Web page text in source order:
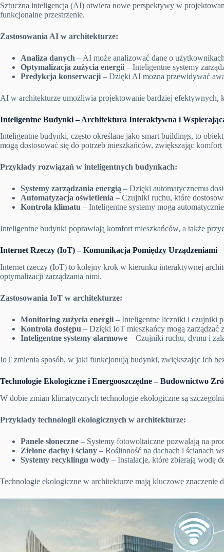
Sztuczna inteligencja (AI) otwiera nowe perspektywy w
funkcjonalne przestrzenie.
Zastosowania AI w architekturze:
Analiza danych – AI może analizować dane o
Optymalizacja zużycia energii – Inteligentne systemy
Predykcja konserwacji – Dzięki AI można przewidywać
AI w architekturze umożliwia projektowanie bardziej efektywnych,
Inteligentne Budynki – Architektura Interaktywna i
Inteligentne budynki, często określane jako smart buildings, to
mogą dostosować się do potrzeb mieszkańców, zwiększając komfort
Przykłady rozwiązań w inteligentnych budynkach:
Systemy zarządzania energią – Dzięki automatycznemu
Automatyzacja oświetlenia – Czujniki ruchu, które
Kontrola klimatu – Inteligentne systemy mogą
Inteligentne budynki poprawiają komfort mieszkańców, a także
Internet Rzeczy (IoT) – Komunikacja Pomiędzy Urządzeniami
Internet rzeczy (IoT) to kolejny krok w kierunku interaktywnej
optymalizacji zarządzania nimi.
Zastosowania IoT w architekturze:
Monitoring zużycia energii – Inteligentne liczniki i czujniki
Kontrola dostępu – Dzięki IoT mieszkańcy mogą zarządzać
Inteligentne systemy alarmowe – Czujniki ruchu, dymu i
IoT zmienia sposób, w jaki funkcjonują budynki, zwiększając ich
Technologie Ekologiczne i Energooszczędne – Budownictwo
W dobie zmian klimatycznych technologie ekologiczne są
Przykłady technologii ekologicznych w architekturze:
Panele słoneczne – Systemy fotowoltaiczne pozwalają na
Zielone dachy i ściany – Roślinność na dachach i ścianach
Systemy recyklingu wody – Instalacje, które zbierają wodę
Technologie ekologiczne w architekturze mają kluczowe znaczenie